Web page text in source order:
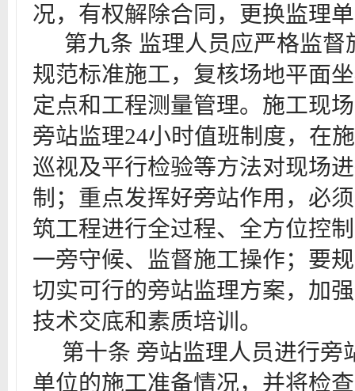
况，有权解除合同，更换监理
第九条 监理人员应严格监
规范标准施工，复核场地平面
定点和工程测量管理。 施工现
旁站监理24小时值班制度，在
巡视及平行检验等方法对现场
制；重点发挥好旁站作用，必
筑工程进行全过程、全方位控
一旁守候、监督施工操作；要
切实可行的旁站监理方案，加
技术交底和素质培训。
第十条 旁站监理人员进行旁
单位的施工准备情况，并将检